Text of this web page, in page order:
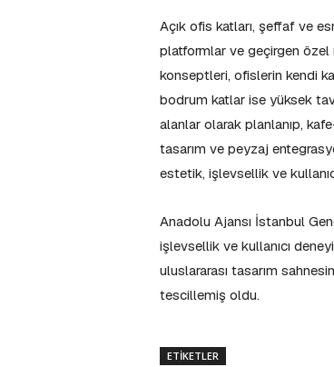
Açık ofis katları, şeffaf ve
platformlar ve geçirgen özel
konseptleri, ofislerin kendi
bodrum katlar ise yüksek
alanlar olarak planlanıp,
tasarım ve peyzaj
estetik, işlevsellik ve
Anadolu Ajansı İstanbul
işlevsellik ve kullanıcı
uluslararası tasarım
tescillemiş oldu.
ETIKETLER